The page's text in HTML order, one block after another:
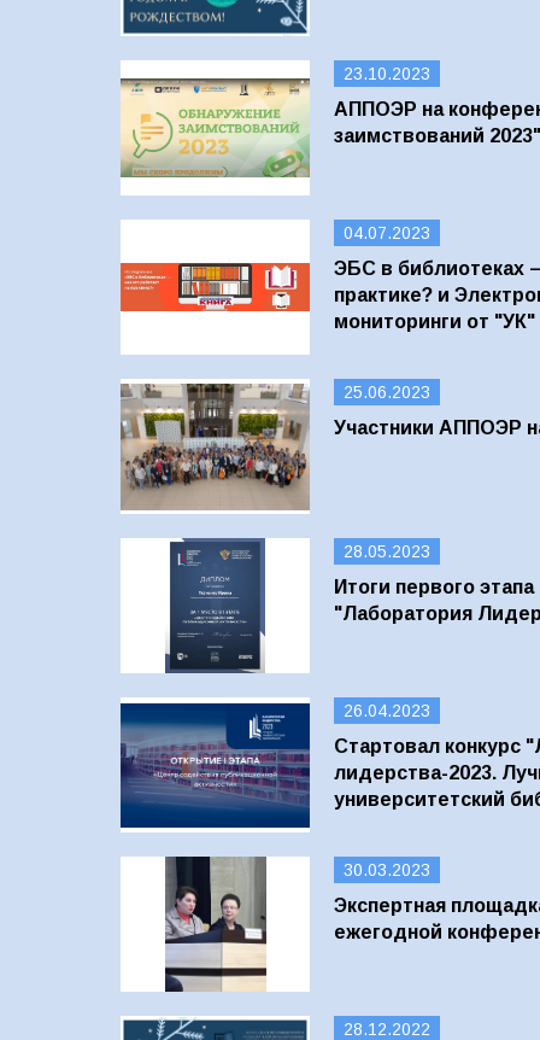
23.10.2023
АППОЭР на
заимствований 2023"
04.07.2023
ЭБС в библиотеках
практике? и
мониторинги от "УК"
25.06.2023
Участники АППОЭР
28.05.2023
Итоги первого этапа
"Лаборатория
26.04.2023
Стартовал конкурс
лидерства-2023.
университетский
30.03.2023
Экспертная
ежегодной
28.12.2022